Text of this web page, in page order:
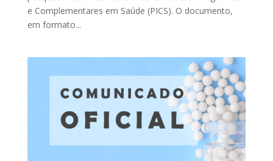
e Complementares em Saúde (PICS). O documento,
em formato...